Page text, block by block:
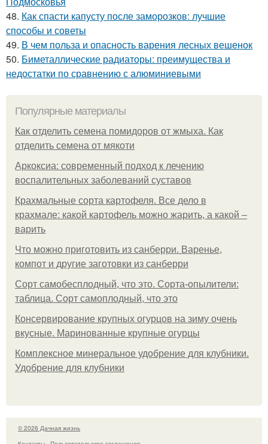
48. Как спасти капусту после заморозков: лучшие
способы и советы
49. В чем польза и опасность варения лесных вешенок
50. Биметаллические радиаторы: преимущества и
недостатки по сравнению с алюминиевыми
Популярные материалы
Как отделить семена помидоров от жмыха. Как
отделить семена от мякоти
Аркоксиа: современный подход к лечению
воспалительных заболеваний суставов
Крахмальные сорта картофеля. Все дело в
крахмале: какой картофель можно жарить, а какой –
варить
Что можно приготовить из санберри. Варенье,
компот и другие заготовки из санберри
Сорт самобесплодный, что это. Сорта-опылители:
таблица. Сорт самоплодный, что это
Консервирование крупных огурцов на зиму очень
вкусные. Маринованные крупные огурцы
Комплексное минеральное удобрение для клубники.
Удобрение для клубники
© 2026 Дачная жизнь